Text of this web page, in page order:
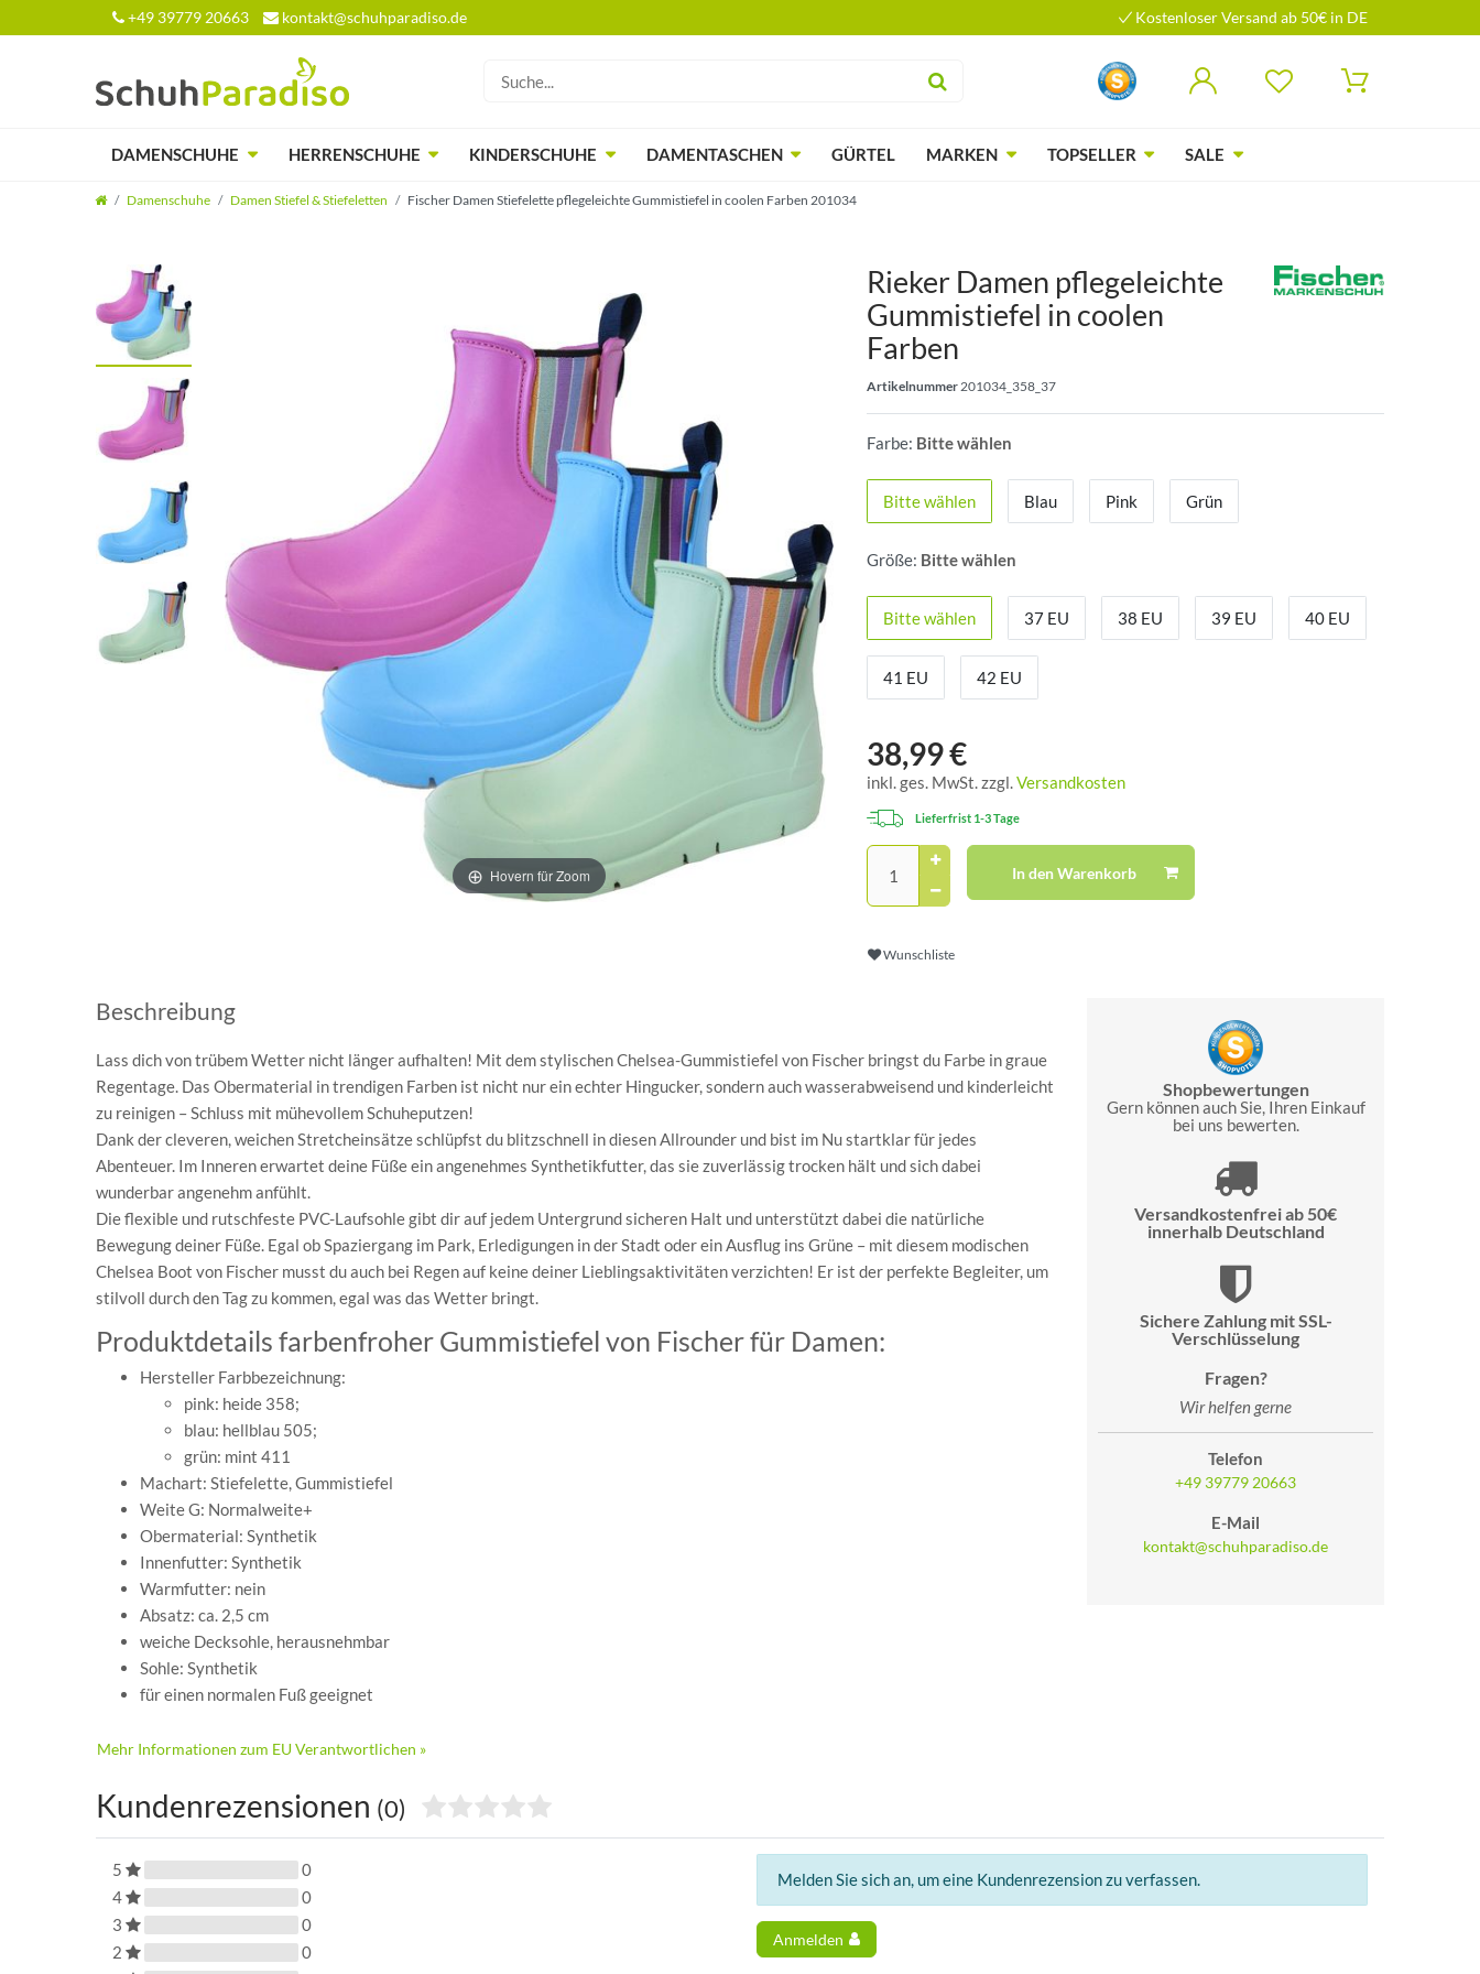
+49 39779 20663 kontakt@schuhparadiso.de Kostenloser Versand ab 50€ in DE
DAMENSCHUHE HERRENSCHUHE KINDERSCHUHE DAMENTASCHEN GÜRTEL MARKEN TOPSELLER SALE
Damenschuhe Damen Stiefel & Stiefeletten Fischer Damen Stiefelette pflegeleichte Gummistiefel in coolen Farben 201034
Hovern für Zoom
Rieker Damen pflegeleichte
Gummistiefel in coolen
Farben
Artikelnummer201034_358_37
Farbe: Bitte wählen
Bitte wählen Blau Pink Grün
Größe: Bitte wählen
Bitte wählen 37 EU 38 EU 39 EU 40 EU
41 EU 42 EU
38,99 €
inkl. ges. MwSt. zzgl.Versandkosten
Lieferfrist 1-3 Tage
In den Warenkorb
Wunschliste
Beschreibung
Lass dich von trübem Wetter nicht länger aufhalten! Mit dem stylischen Chelsea-Gummistiefel von Fischer bringst du Farbe in graue
Regentage. Das Obermaterial in trendigen Farben ist nicht nur ein echter Hingucker, sondern auch wasserabweisend und kinderleicht
zu reinigen – Schluss mit mühevollem Schuheputzen!
Dank der cleveren, weichen Stretcheinsätze schlüpfst du blitzschnell in diesen Allrounder und bist im Nu startklar für jedes
Abenteuer. Im Inneren erwartet deine Füße ein angenehmes Synthetikfutter, das sie zuverlässig trocken hält und sich dabei
wunderbar angenehm anfühlt.
Die flexible und rutschfeste PVC-Laufsohle gibt dir auf jedem Untergrund sicheren Halt und unterstützt dabei die natürliche
Bewegung deiner Füße. Egal ob Spaziergang im Park, Erledigungen in der Stadt oder ein Ausflug ins Grüne – mit diesem modischen
Chelsea Boot von Fischer musst du auch bei Regen auf keine deiner Lieblingsaktivitäten verzichten! Er ist der perfekte Begleiter, um
stilvoll durch den Tag zu kommen, egal was das Wetter bringt.
Produktdetails farbenfroher Gummistiefel von Fischer für Damen:
Hersteller Farbbezeichnung:
pink: heide 358;
blau: hellblau 505;
grün: mint 411
Machart: Stiefelette, Gummistiefel
Weite G: Normalweite+
Obermaterial: Synthetik
Innenfutter: Synthetik
Warmfutter: nein
Absatz: ca. 2,5 cm
weiche Decksohle, herausnehmbar
Sohle: Synthetik
für einen normalen Fuß geeignet
Mehr Informationen zum EU Verantwortlichen »
Shopbewertungen
Gern können auch Sie, Ihren Einkauf
bei uns bewerten.
Versandkostenfrei ab 50€
innerhalb Deutschland
Sichere Zahlung mit SSL-
Verschlüsselung
Fragen?
Wir helfen gerne
Telefon
+49 39779 20663
E-Mail
kontakt@schuhparadiso.de
Kundenrezensionen (0)
5
0
4
0
3
0
2
0
Melden Sie sich an, um eine Kundenrezension zu verfassen.
Anmelden